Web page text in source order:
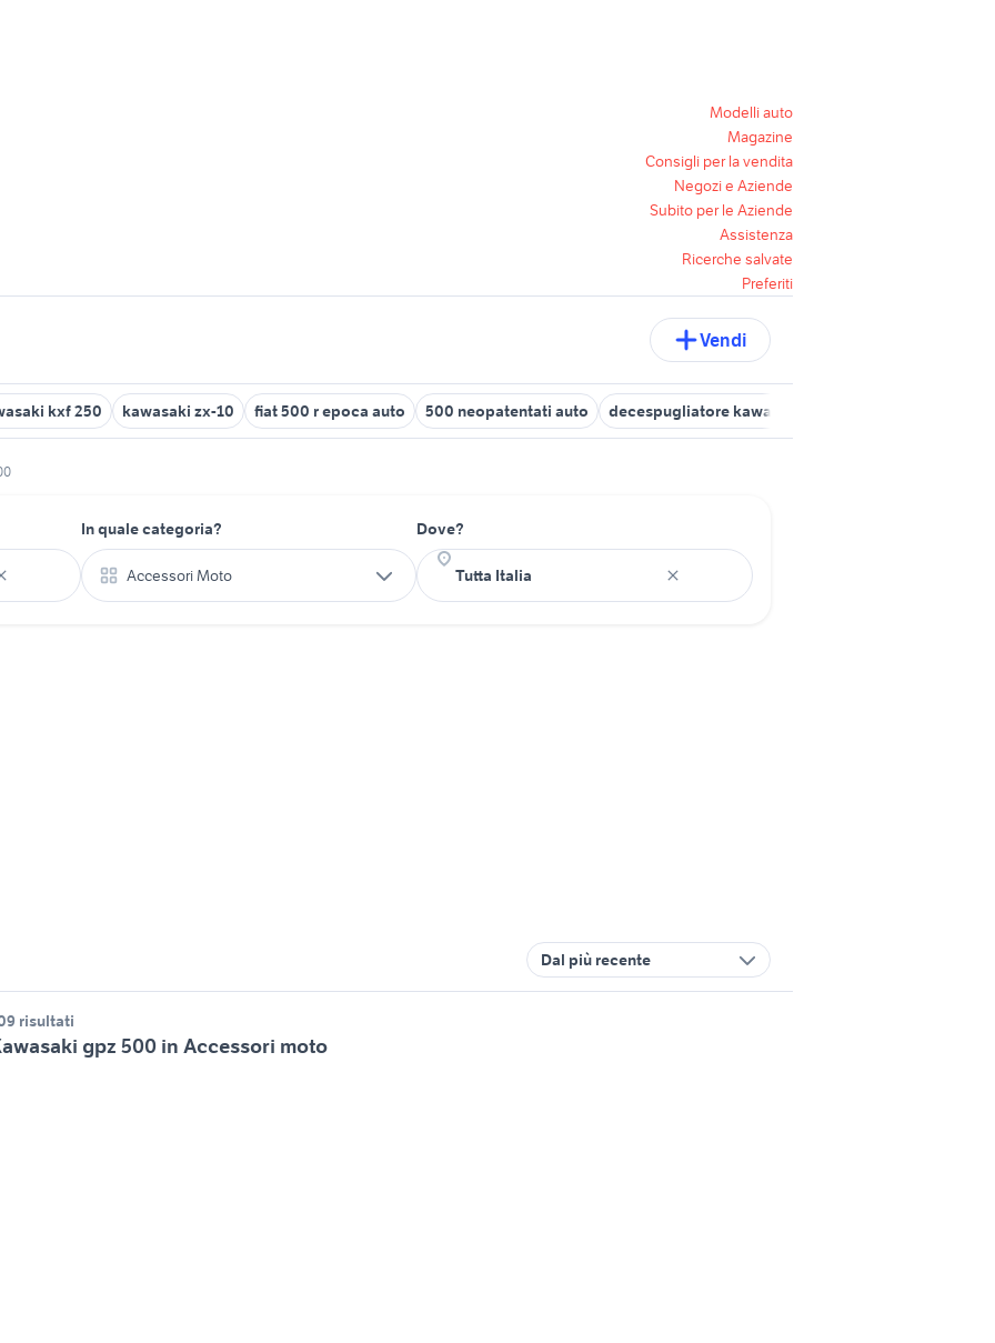
Modelli auto
Magazine
Consigli per la vendita
Negozi e Aziende
Subito per le Aziende
Assistenza
Ricerche salvate
Preferiti
Vendi
kxf 250 kawasaki zx-10 fiat 500 r epoca auto 500 neopatentati auto decespugliatore kawasaki
In quale categoria?
Accessori Moto
Dove?
Dal più recente
risultati
gpz 500 in Accessori moto